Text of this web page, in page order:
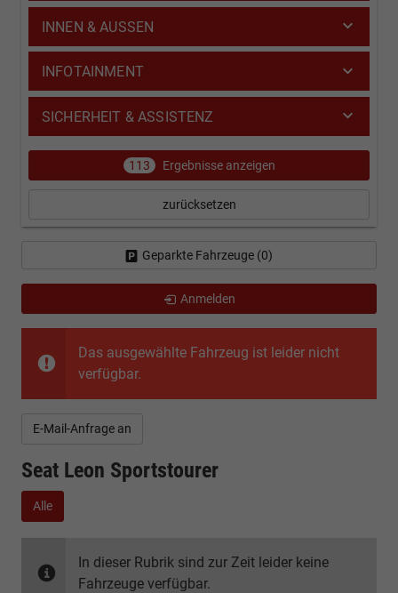
Das ausgewählte Fahrzeug ist leider nicht
verfügbar.
E-Mail-Anfrage an
Seat Leon Sportstourer
Alle
In dieser Rubrik sind zur Zeit leider keine
Fahrzeuge verfügbar.
INNEN & AUSSEN
INFOTAINMENT
SICHERHEIT & ASSISTENZ
113 Ergebnisse anzeigen
zurücksetzen
Geparkte Fahrzeuge (0)
Anmelden